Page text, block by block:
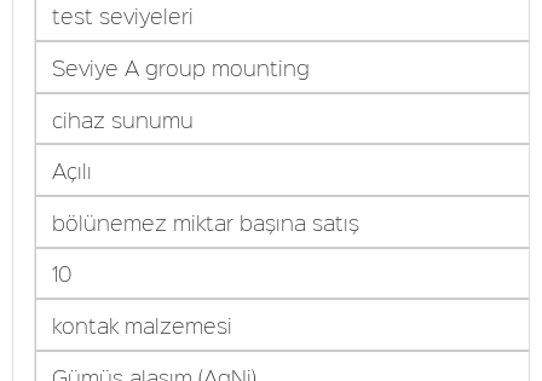
test seviyeleri
Seviye A group mounting
cihaz sunumu
Açılı
bölünemez miktar başına satış
10
kontak malzemesi